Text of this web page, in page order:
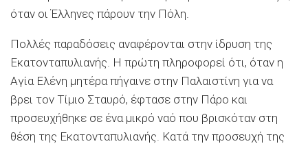
όταν οι Έλληνες πάρουν την Πόλη.
Πολλές παραδόσεις αναφέρονται στην ίδρυση της
Εκατονταπυλιανής. Η πρώτη πληροφορεί ότι, όταν η
Αγία Ελένη μητέρα πήγαινε στην Παλαιστίνη για να
βρει τον Τίμιο Σταυρό, έφτασε στην Πάρο και
προσευχήθηκε σε ένα μικρό ναό που βρισκόταν στη
θέση της Εκατονταπυλιανής. Κατά την προσευχή της